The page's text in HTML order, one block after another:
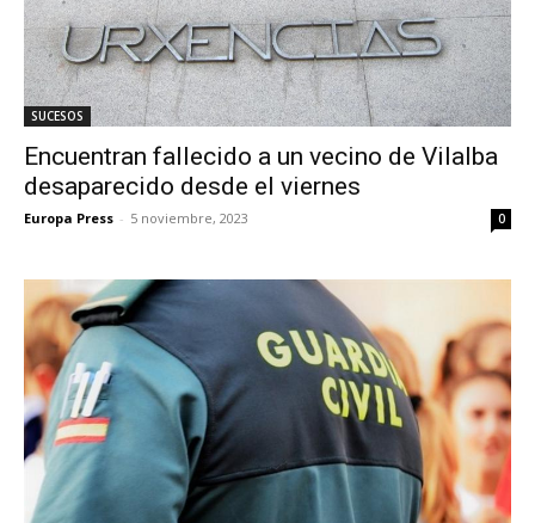
SUCESOS
Encuentran fallecido a un vecino de Vilalba
desaparecido desde el viernes
Europa Press - 5 noviembre, 2023 0